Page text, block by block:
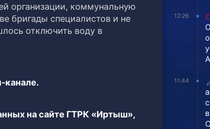
организации, коммунальную
бригады специалистов и не
отключить воду в
канале.
на сайте ГТРК «Иртыш»,
12:26
11:44